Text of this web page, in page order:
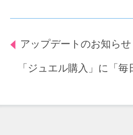
アップデートのお知ら
「ジュエル購入」に「